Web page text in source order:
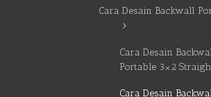
Cara Desain Backwall
Cara Desain
Portable 3×2
Cara Desain